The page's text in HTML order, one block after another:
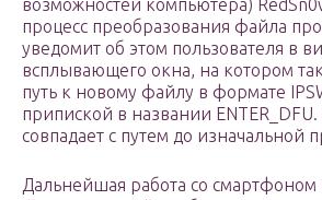
возможностей компьютера)
процесс преобразования файла
уведомит об этом пользователя в
всплывающего окна, на котором
путь к новому файлу в формате
припиской в названии
совпадает с путем до изначальной
Дальнейшая работа со смартфоном